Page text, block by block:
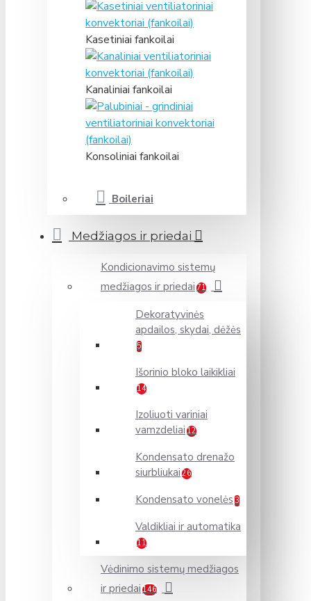
Kasetiniai fankoilai
Kanaliniai fankoilai
Konsoliniai fankoilai
Boileriai
Medžiagos ir priedai
Kondicionavimo sistemų
medžiagos ir priedai 71
Dekoratyvinės
apdailos, skydai, dėžės
5
Išorinio bloko laikikliai
14
Izoliuoti variniai
vamzdeliai 12
Kondensato drenažo
siurbliukai 26
Kondensato vonelės 3
Valdikliai ir automatika
11
Vėdinimo sistemų medžiagos
ir priedai 146